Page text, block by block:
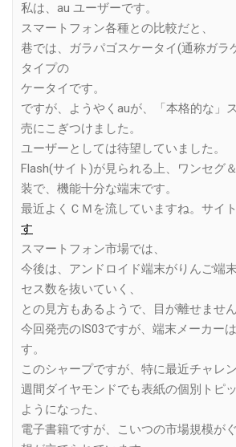
私は、au ユーザーです。
スマートフォン各種との比較だと、
巷では、ガラパゴスケータイ(通称ガラ
タイプの
ケータイです。
ですが、ようやくauが、「本格的な」
売にこぎつけました。
ユーザーとしては待望していました。
Flash(サイト)が見られる上、ワンセグ
装で、機能十分な端末です。
最近よくＣＭを流していますね。サイ
す
スマートフォン市場では、
今後は、アンドロイド端末がりんご端
セス数を抜いていく、
との見方もあるようで、目が離せません
今回発売のIS03ですが、端末メーカー
す。
このシャープですが、特に最近チャレ
週間ダイヤモンドでも表紙の個別トピ
ようになった、
電子書籍ですが、こいつの市場規模が